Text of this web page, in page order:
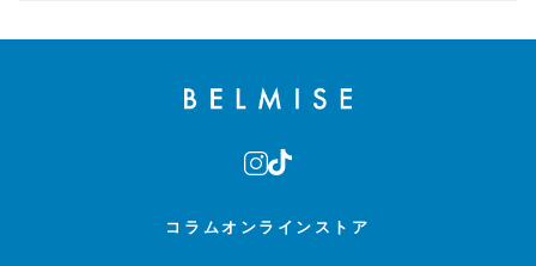
コラムオンラインストア